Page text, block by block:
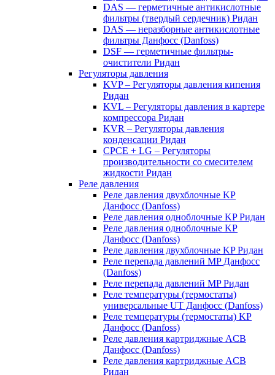
DAS — герметичные антикислотные
фильтры (твердый сердечник) Ридан
DAS — неразборные антикислотные
фильтры Данфосс (Danfoss)
DSF — герметичные фильтры-
очистители Ридан
Регуляторы давления
KVP – Регуляторы давления кипения
Ридан
KVL – Регуляторы давления в картере
компрессора Ридан
KVR – Регуляторы давления
конденсации Ридан
CPCE + LG – Регуляторы
производительности со смесителем
жидкости Ридан
Реле давления
Реле давления двухблочные KP
Данфосс (Danfoss)
Реле давления одноблочные KP Ридан
Реле давления одноблочные KP
Данфосс (Danfoss)
Реле давления двухблочные KP Ридан
Реле перепада давлений MP Данфосс
(Danfoss)
Реле перепада давлений MP Ридан
Реле температуры (термостаты)
универсальные UT Данфосс (Danfoss)
Реле температуры (термостаты) KP
Данфосс (Danfoss)
Реле давления картриджные ACB
Данфосс (Danfoss)
Реле давления картриджные ACB
Ридан